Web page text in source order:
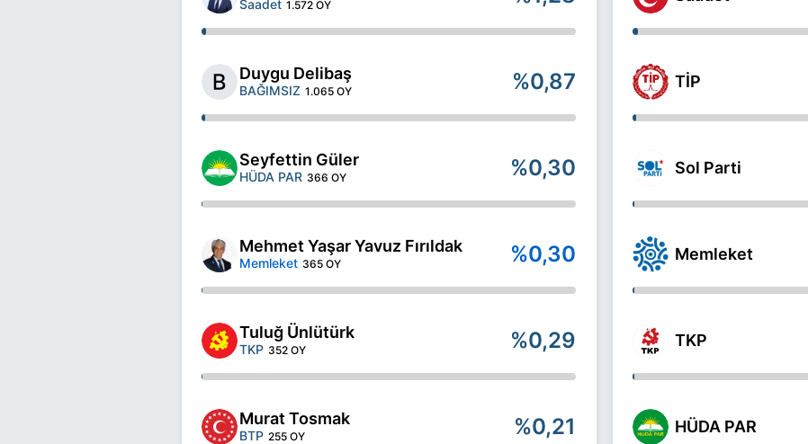
Saadet 1.572 OY
Duygu Delibaş
BAĞIMSIZ 1.065 OY %0,87
Seyfettin Güler
HÜDA PAR 366 OY %0,30
Mehmet Yaşar Yavuz Fırıldak
Memleket 365 OY %0,30
Tuluğ Ünlütürk
TKP 352 OY %0,29
Murat Tosmak
BTP 255 OY %0,21
TİP
Sol Parti
Memleket
TKP
HÜDA PAR